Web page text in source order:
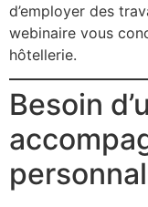
d’employer des
webinaire vous
hôtellerie.
Besoin